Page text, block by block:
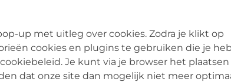
up met uitleg over cookies. Zodra je klikt op
cookies en plugins te gebruiken die je
Je kunt via je browser het plaatsen
dat onze site dan mogelijk niet meer